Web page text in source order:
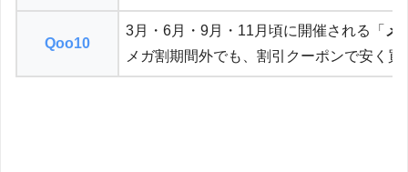
Qoo10
3月・6月・9月・11月頃に開催される「 メ
メガ割期間外でも、割引クーポンで安く買